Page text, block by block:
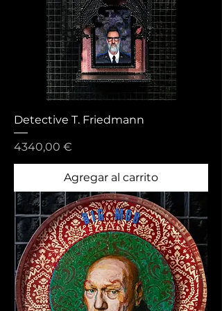
Detective T. Friedmann
Precio
4340,00 €
Agregar al carrito